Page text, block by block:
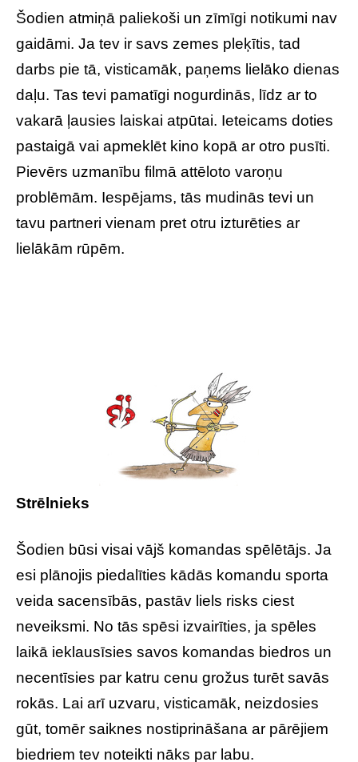
Šodien atmiņā paliekoši un zīmīgi notikumi nav
gaidāmi. Ja tev ir savs zemes pleķītis, tad
darbs pie tā, visticamāk, paņems lielāko dienas
daļu. Tas tevi pamatīgi nogurdinās, līdz ar to
vakarā ļausies laiskai atpūtai. Ieteicams doties
pastaigā vai apmeklēt kino kopā ar otro pusīti.
Pievērs uzmanību filmā attēloto varoņu
problēmām. Iespējams, tās mudinās tevi un
tavu partneri vienam pret otru izturēties ar
lielākām rūpēm.
Strēlnieks
Šodien būsi visai vājš komandas spēlētājs. Ja
esi plānojis piedalīties kādās komandu sporta
veida sacensībās, pastāv liels risks ciest
neveiksmi. No tās spēsi izvairīties, ja spēles
laikā ieklausīsies savos komandas biedros un
necentīsies par katru cenu grožus turēt savās
rokās. Lai arī uzvaru, visticamāk, neizdosies
gūt, tomēr saiknes nostiprināšana ar pārējiem
biedriem tev noteikti nāks par labu.